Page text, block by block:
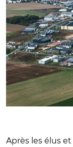
Après les élus